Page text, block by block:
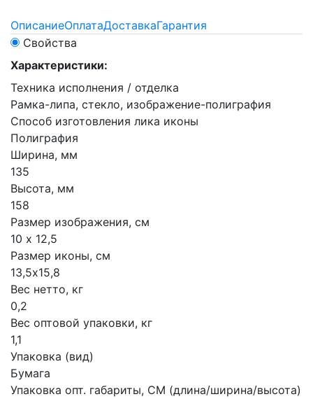
ОписаниеОплатаДоставкаГарантия
Свойства
Характеристики:
Техника исполнения / отделка
Рамка-липа, стекло, изображение-полиграфия
Способ изготовления лика иконы
Полиграфия
Ширина, мм
135
Высота, мм
158
Размер изображения, см
10 х 12,5
Размер иконы, см
13,5х15,8
Вес нетто, кг
0,2
Вес оптовой упаковки, кг
1,1
Упаковка (вид)
Бумага
Упаковка опт. габариты, СМ (длина/ширина/высота)